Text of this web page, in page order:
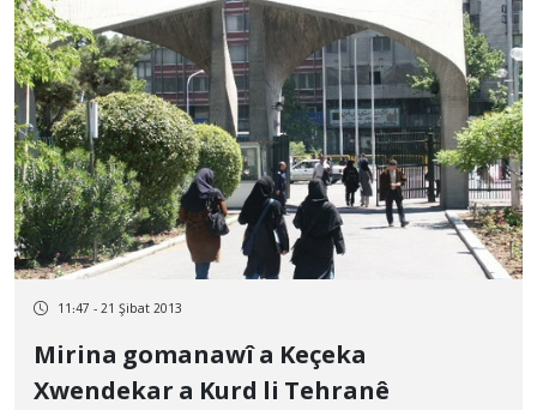
11:47 - 21 Şibat 2013
Mirina gomanawî a Keçeka
Xwendekar a Kurd li Tehranê